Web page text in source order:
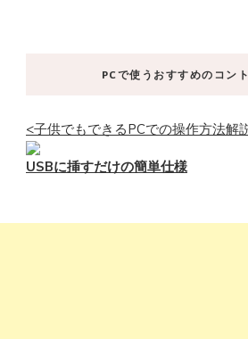
PCで使うおすすめのコン
<子供でもできるPCでの操作方法解
USBに挿すだけの簡単仕様